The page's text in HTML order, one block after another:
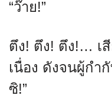
“ว๊าย!”
ตึง! ตึง! ตึง!… เ
เนื่อง ดังจนผู้กำ
ซิ!”